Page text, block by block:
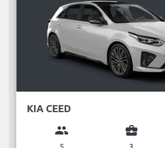
KIA CEED
group business_center